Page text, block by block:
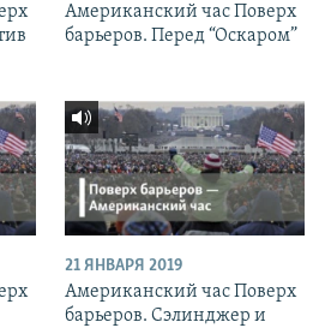
Американский час Поверх
барьеров. Перед “Оскаром”
21 ЯНВАРЯ 2019
Американский час Поверх
барьеров. Сэлинджер и